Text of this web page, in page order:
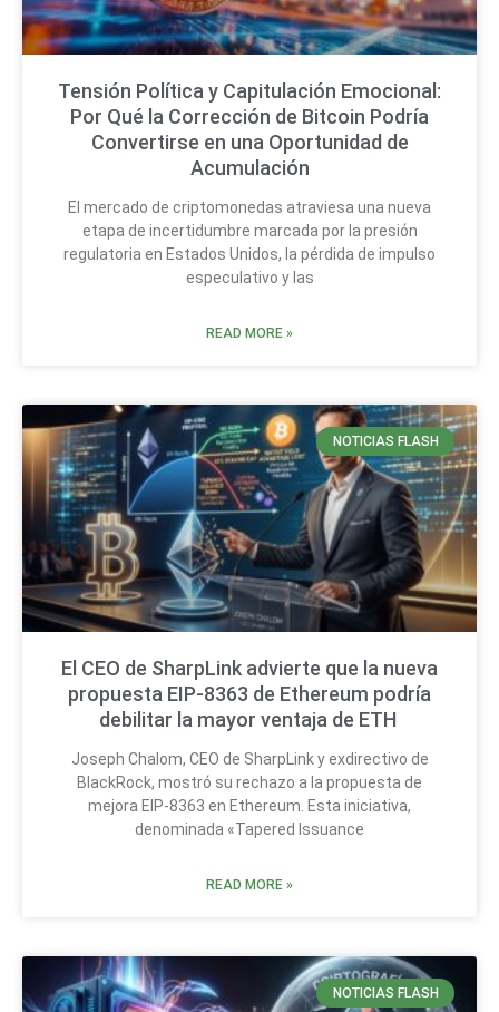
Tensión Política y Capitulación Emocional:
Por Qué la Corrección de Bitcoin Podría
Convertirse en una Oportunidad de
Acumulación
El mercado de criptomonedas atraviesa una nueva
etapa de incertidumbre marcada por la presión
regulatoria en Estados Unidos, la pérdida de impulso
especulativo y las
READ MORE »
NOTICIAS FLASH
El CEO de SharpLink advierte que la nueva
propuesta EIP-8363 de Ethereum podría
debilitar la mayor ventaja de ETH
Joseph Chalom, CEO de SharpLink y exdirectivo de
BlackRock, mostró su rechazo a la propuesta de
mejora EIP-8363 en Ethereum. Esta iniciativa,
denominada «Tapered Issuance
READ MORE »
NOTICIAS FLASH